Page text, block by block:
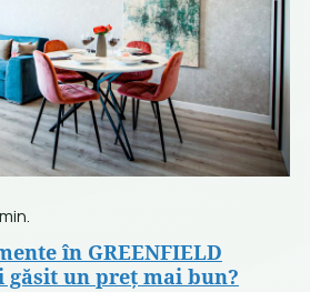
în GREENFIELD
găsit un preț mai bun?